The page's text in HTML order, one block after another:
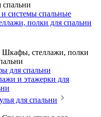
спальни
системы спальные
полки для спальни
Шкафы, стеллажи, полки
для спальни
и этажерки для
для спальни